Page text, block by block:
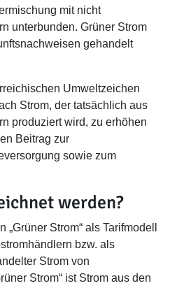
mit nicht
unterbunden. Grüner Strom
gehandelt
Umweltzeichen
Strom, der tatsächlich aus
produziert wird, zu erhöhen
Beitrag zur
sowie zum
werden?
Strom“ als Tarifmodell
bzw. als
Strom von
Strom“ ist Strom aus den